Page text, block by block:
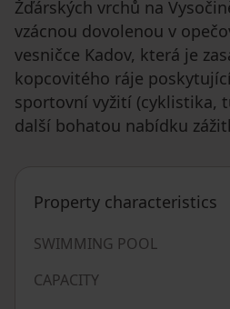
Žďárských vrchů na
vzácnou dovolenou v
vesničce Kadov, která je
kopcovitého ráje
sportovní vyžití (cyklistika,
další bohatou nabídku
Property characteristics
SWIMMING POOL
CAPACITY